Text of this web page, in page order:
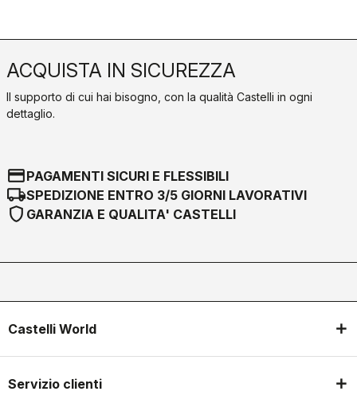
ACQUISTA IN SICUREZZA
Il supporto di cui hai bisogno, con la qualità Castelli in ogni
dettaglio.
credit_cardPAGAMENTI SICURI E FLESSIBILI
local_shippingSPEDIZIONE ENTRO 3/5 GIORNI LAVORATIVI
shield GARANZIA E QUALITA' CASTELLI
Castelli World
Servizio clienti